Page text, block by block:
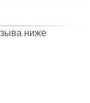
ниже